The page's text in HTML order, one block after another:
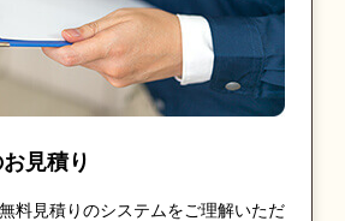
見積り
料見積りのシステムをご理解いただ